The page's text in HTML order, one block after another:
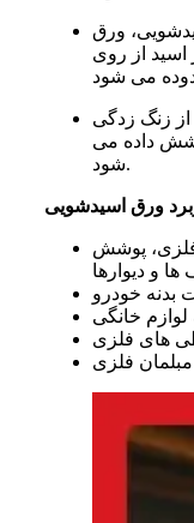
ورق
اسید از روی
از زنگ زدگی
داده می
شود.
پوشش
و دیوارها
بدنه خودرو
لوازم خانگی
های فلزی
فلزی